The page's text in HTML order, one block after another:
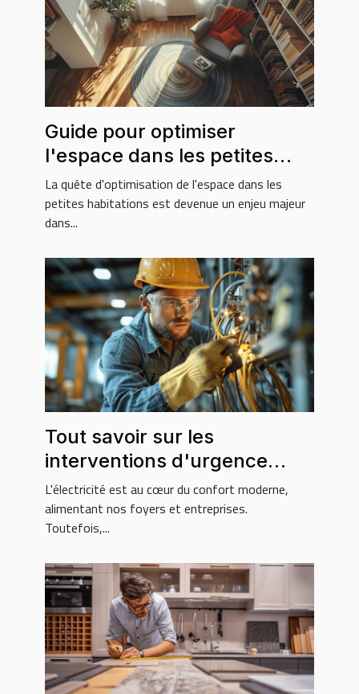
Guide pour optimiser
l'espace dans les petites
habitations
La quête d'optimisation de l'espace dans les
petites habitations est devenue un enjeu majeur
dans...
Tout savoir sur les
interventions d'urgence
électricité
L'électricité est au cœur du confort moderne,
alimentant nos foyers et entreprises.
Toutefois,...